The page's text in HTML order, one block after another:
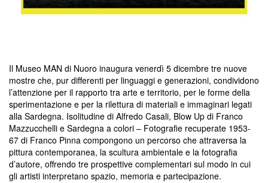
Il Museo MAN di Nuoro inaugura venerdì 5 dicembre tre nuove
mostre che, pur differenti per linguaggi e generazioni, condividono
l’attenzione per il rapporto tra arte e territorio, per le forme della
sperimentazione e per la rilettura di materiali e immaginari legati
alla Sardegna. Isolitudine di Alfredo Casali, Blow Up di Franco
Mazzucchelli e Sardegna a colori – Fotografie recuperate 1953-
67 di Franco Pinna compongono un percorso che attraversa la
pittura contemporanea, la scultura ambientale e la fotografia
d’autore, offrendo tre prospettive complementari sul modo in cui
gli artisti interpretano spazio, memoria e partecipazione.